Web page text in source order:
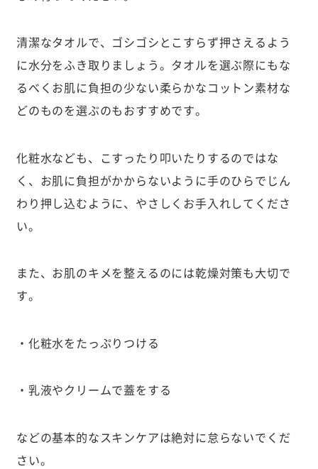
清潔なタオルで、ゴシゴシとこすらず押さえるよう
に水分をふき取りましょう。タオルを選ぶ際にもな
るべくお肌に負担の少ない柔らかなコットン素材な
どのものを選ぶのもおすすめです。
化粧水なども、こすったり叩いたりするのではな
く、お肌に負担がかからないように手のひらでじん
わり押し込むように、やさしくお手入れしてくださ
い。
また、お肌のキメを整えるのには乾燥対策も大切で
す。
・化粧水をたっぷりつける
・乳液やクリームで蓋をする
などの基本的なスキンケアは絶対に怠らないでくだ
さい。